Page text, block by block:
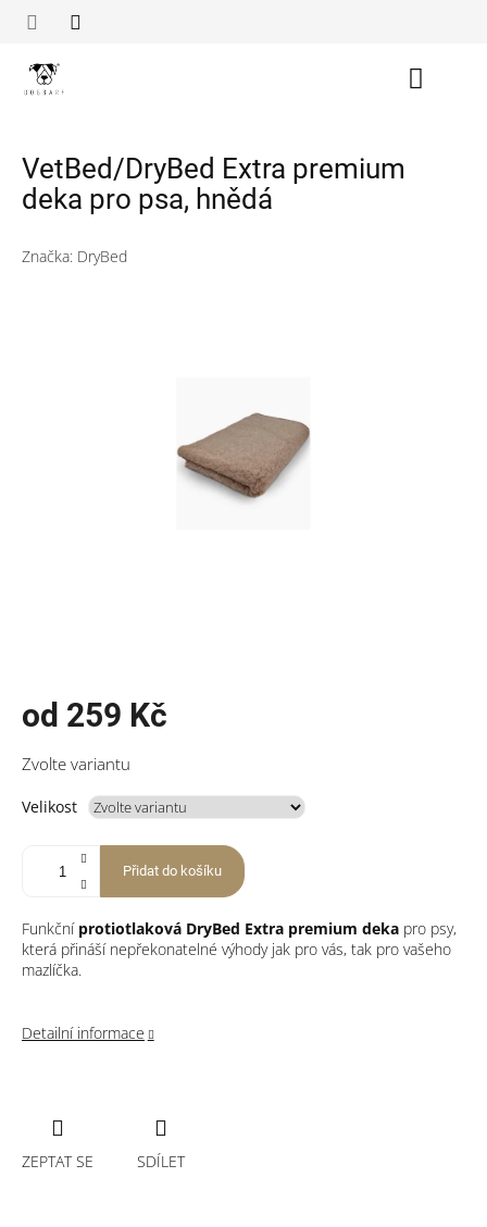
VetBed/DryBed Extra premium
deka pro psa, hnědá
Značka: DryBed
od 259 Kč
cena:
Zvolte variantu
Velikost
Přidat do košíku
Funkční protiotlaková DryBed Extra premium deka pro psy,
která přináší nepřekonatelné výhody jak pro vás, tak pro vašeho
mazlíčka.
Detailní informace
ZEPTAT SE SDÍLET